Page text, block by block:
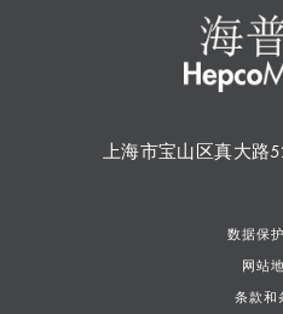
上海市宝山区真大路
数据保
网站
条款和